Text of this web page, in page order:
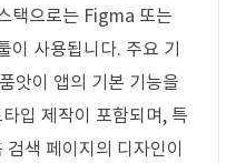
택으로는 Figma 또는
사용됩니다. 주요 기
앗이 앱의 기본 기능을
입 제작이 포함되며, 특
색 페이지의 디자인이